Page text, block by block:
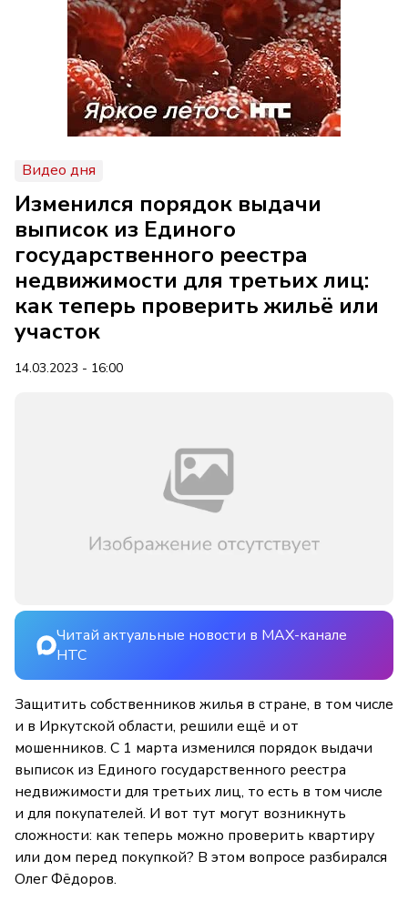
Видео дня
Изменился порядок выдачи
выписок из Единого
государственного реестра
недвижимости для третьих лиц:
как теперь проверить жильё или
участок
14.03.2023 - 16:00
Читай актуальные новости в MAX-канале
НТС
Защитить собственников жилья в стране, в том числе
и в Иркутской области, решили ещё и от
мошенников. С 1 марта изменился порядок выдачи
выписок из Единого государственного реестра
недвижимости для третьих лиц, то есть в том числе
и для покупателей. И вот тут могут возникнуть
сложности: как теперь можно проверить квартиру
или дом перед покупкой? В этом вопросе разбирался
Олег Фёдоров.